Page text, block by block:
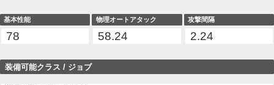
基本性能
78
物理オートアタック
58.24
攻撃間隔
2.24
装備可能クラス / ジョブ